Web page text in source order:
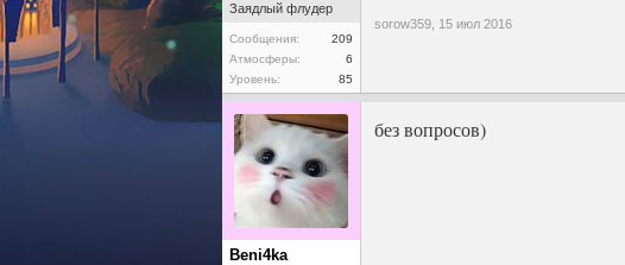
Заядлый флудер
Сообщения:
209
Атмосферы:
6
Уровень:
85
sorow359, 15 июл 2016
Beni4ka
без вопросов)